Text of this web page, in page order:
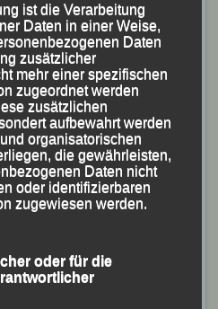
ist die Verarbeitung
Daten in einer Weise,
Daten
zusätzlicher
mehr einer spezifischen
zugeordnet werden
zusätzlichen
aufbewahrt werden
organisatorischen
die gewährleisten,
Daten nicht
oder identifizierbaren
zugewiesen werden.
oder für die